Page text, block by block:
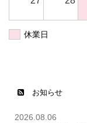
休業日
お知らせ
2026.08.06